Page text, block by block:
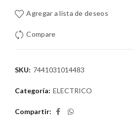
Agregar a lista de deseos
Compare
SKU: 7441031014483
Categoría: ELECTRICO
Compartir